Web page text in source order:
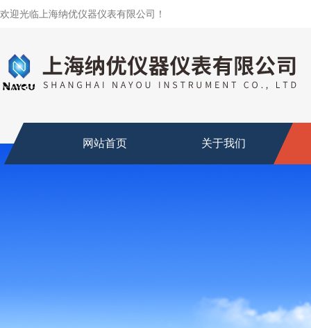
欢迎光临上海纳优仪器仪表有限公司！
网站首页 关于我们